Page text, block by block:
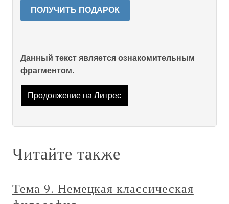
ПОЛУЧИТЬ ПОДАРОК
Данный текст является ознакомительным
фрагментом.
Продолжение на Литрес
Читайте также
Тема 9. Немецкая классическая